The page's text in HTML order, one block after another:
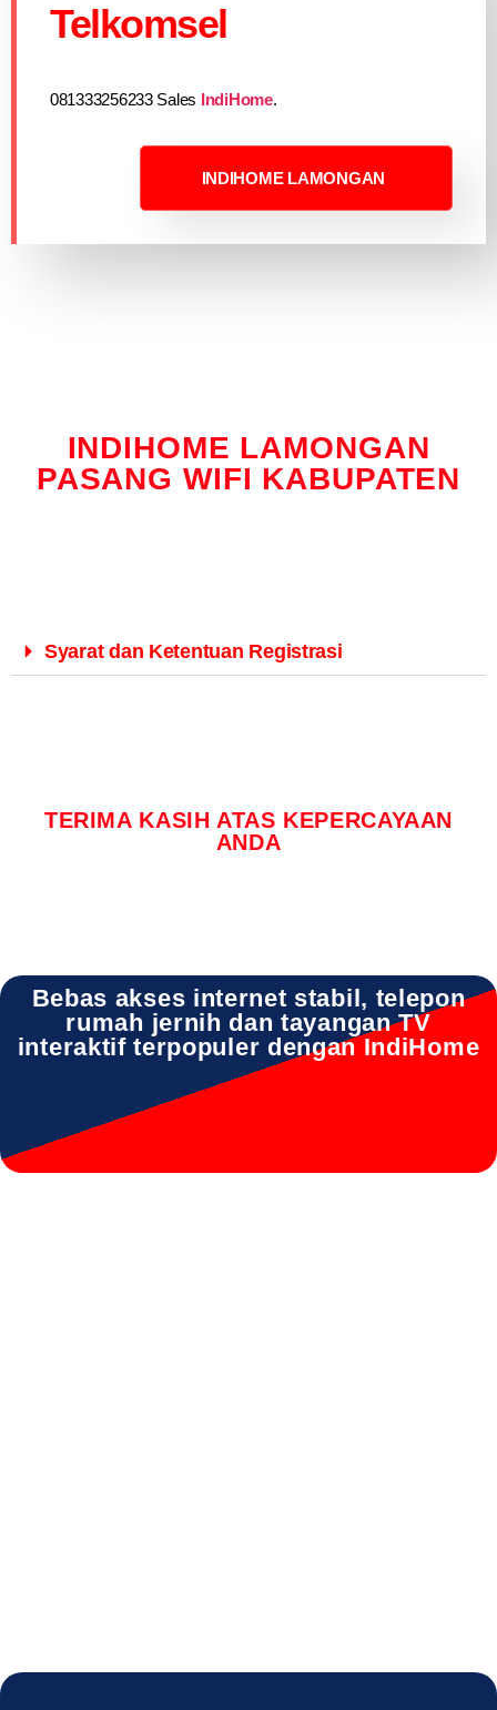
Telkomsel
081333256233 Sales IndiHome.
INDIHOME LAMONGAN
INDIHOME LAMONGAN
PASANG WIFI KABUPATEN
Syarat dan Ketentuan Registrasi
TERIMA KASIH ATAS KEPERCAYAAN
ANDA
Bebas akses internet stabil, telepon
rumah jernih dan tayangan TV
interaktif terpopuler dengan IndiHome